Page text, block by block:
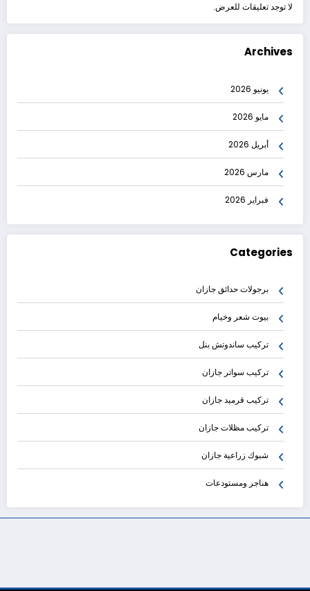
لا توجد تعليقات للعرض.
Archives
يونيو 2026
مايو 2026
أبريل 2026
مارس 2026
فبراير 2026
Categories
برجولات حدائق جازان
بيوت شعر وخيام
تركيب ساندوتش بنل
تركيب سواتر جازان
تركيب قرميد جازان
تركيب مظلات جازان
شبوك زراعية جازان
هناجر ومستودعات